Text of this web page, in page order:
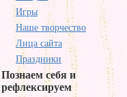
Игры
Наше творчество
Лица сайта
Праздники
Познаем себя и
рефлексируем